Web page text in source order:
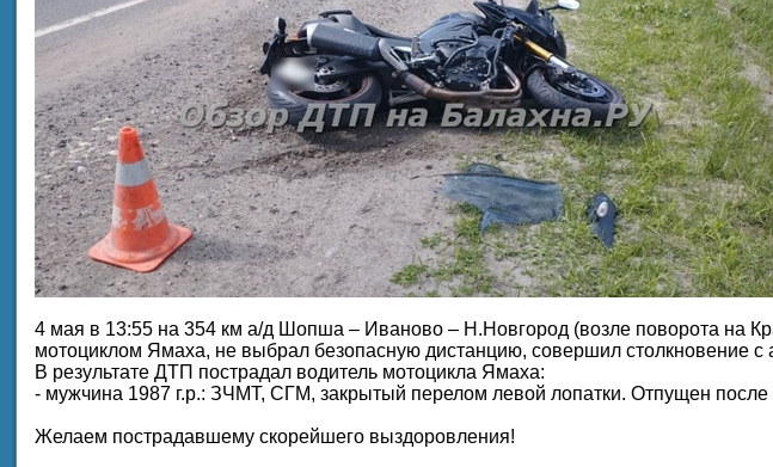
4 мая в 13:55 на 354 км а/д Шопша – Иваново – Н.Новгород (возле поворота на
мотоциклом Ямаха, не выбрал безопасную дистанцию, совершил столкновение
В результате ДТП пострадал водитель мотоцикла Ямаха:
- мужчина 1987 г.р.: ЗЧМТ, СГМ, закрытый перелом левой лопатки. Отпущен
Желаем пострадавшему скорейшего выздоровления!